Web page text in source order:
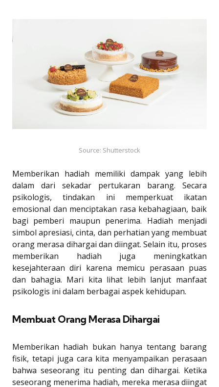
Source: Shutterstock
Memberikan hadiah memiliki dampak yang lebih
dalam dari sekadar pertukaran barang. Secara
psikologis, tindakan ini memperkuat ikatan
emosional dan menciptakan rasa kebahagiaan, baik
bagi pemberi maupun penerima. Hadiah menjadi
simbol apresiasi, cinta, dan perhatian yang membuat
orang merasa dihargai dan diingat. Selain itu, proses
memberikan hadiah juga meningkatkan
kesejahteraan diri karena memicu perasaan puas
dan bahagia. Mari kita lihat lebih lanjut manfaat
psikologis ini dalam berbagai aspek kehidupan.
Membuat Orang Merasa Dihargai
Memberikan hadiah bukan hanya tentang barang
fisik, tetapi juga cara kita menyampaikan perasaan
bahwa seseorang itu penting dan dihargai. Ketika
seseorang menerima hadiah, mereka merasa diingat